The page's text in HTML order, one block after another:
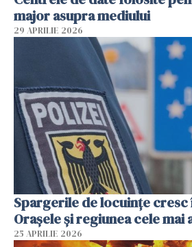
major asupra mediului
29 APRILIE 2026
Spargerile de locuințe cresc
Orașele și regiunea cele mai
25 APRILIE 2026